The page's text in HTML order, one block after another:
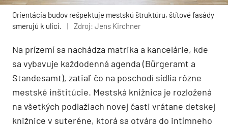
Orientácia budov rešpektuje mestskú štruktúru, štítové fasády
smerujú k ulici.
| Zdroj: Jens Kirchner
Na prízemí sa nachádza matrika a kancelárie, kde
sa vybavuje každodenná agenda (Bürgeramt a
Standesamt), zatiaľ čo na poschodí sídlia rôzne
mestské inštitúcie. Mestská knižnica je rozložená
na všetkých podlažiach novej časti vrátane detskej
knižnice v suteréne, ktorá sa otvára do intímneho